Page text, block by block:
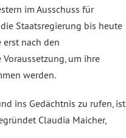
im Ausschuss für
Staatsregierung bis heute
nach den
um ihre
werden.
ins Gedächtnis zu rufen, ist
Claudia Maicher,